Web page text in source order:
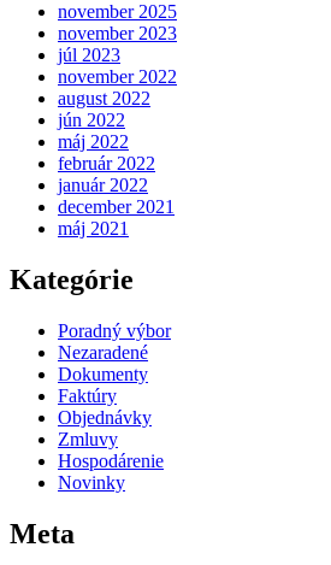
november 2025
november 2023
júl 2023
november 2022
august 2022
jún 2022
máj 2022
február 2022
január 2022
december 2021
máj 2021
Kategórie
Poradný výbor
Nezaradené
Dokumenty
Faktúry
Objednávky
Zmluvy
Hospodárenie
Novinky
Meta